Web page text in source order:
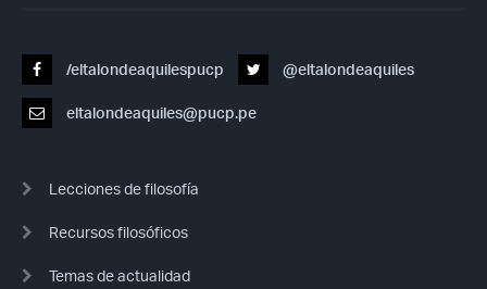
/eltalondeaquilespucp @eltalondeaquiles
eltalondeaquiles@pucp.pe
Lecciones de filosofía
Recursos filosóficos
Temas de actualidad